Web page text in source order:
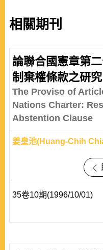
相關期刊
論聯合國憲章第
制棄權條款之研究
The Proviso of
Nations Charter:
Abstention Clause
姜皇池(Huang-Chih
35卷10期(1996/10/01)